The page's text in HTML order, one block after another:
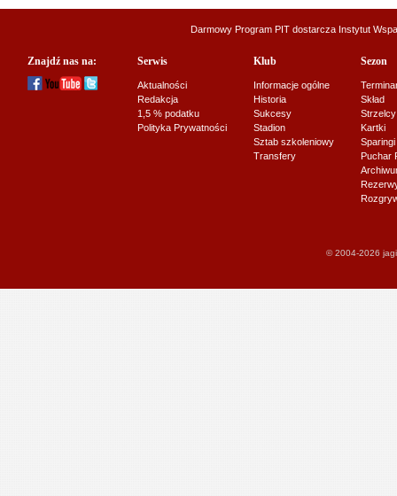
Darmowy Program PIT dostarcza Instytut
Znajdź nas na: Serwis
Aktualności
Redakcja
1,5 % podatku
Polityka Prywatności
Klub
Informacje ogólne
Historia
Sukcesy
Stadion
Sztab szkoleniowy
Transfery
Sezon
Skład
Strzelcy
Kartki
Sparingi
Puchar
© 2004-2026